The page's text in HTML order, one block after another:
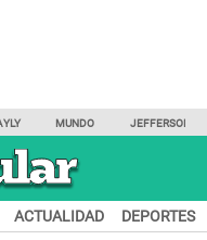
MUNDO JEFFERSON
ACTUALIDAD DEPORTES